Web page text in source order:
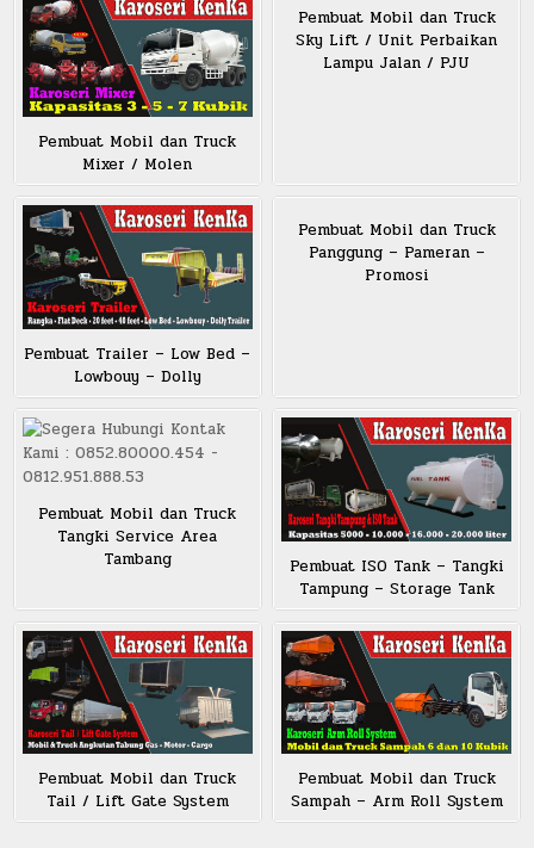
Pembuat Mobil dan Truck
Mixer / Molen
Pembuat Mobil dan Truck
Sky Lift / Unit Perbaikan
Lampu Jalan / PJU
Pembuat Trailer – Low Bed –
Lowbouy – Dolly
Pembuat Mobil dan Truck
Panggung – Pameran –
Promosi
Pembuat Mobil dan Truck
Tangki Service Area
Tambang
Pembuat ISO Tank – Tangki
Tampung – Storage Tank
Pembuat Mobil dan Truck
Tail / Lift Gate System
Pembuat Mobil dan Truck
Sampah – Arm Roll System